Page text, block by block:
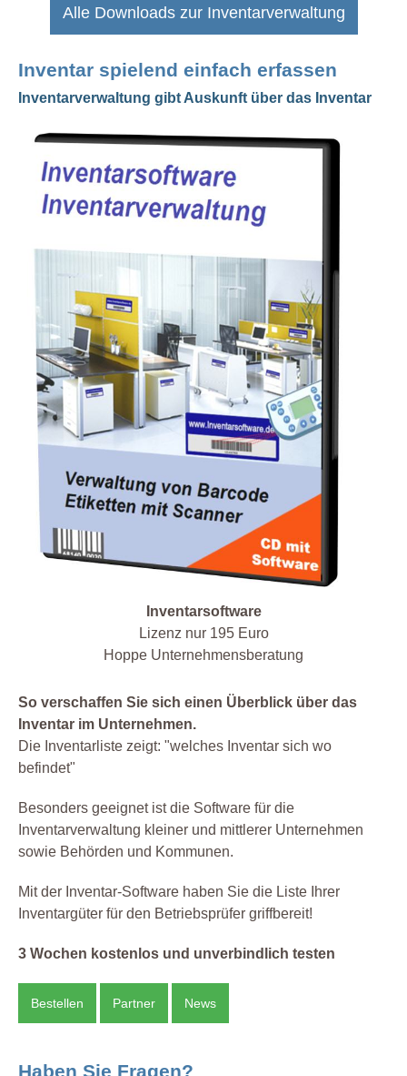
Alle Downloads zur Inventarverwaltung
Inventar spielend einfach erfassen
Inventarverwaltung gibt Auskunft über das Inventar
Inventarsoftware
Lizenz nur 195 Euro
Hoppe Unternehmensberatung
So verschaffen Sie sich einen Überblick über das
Inventar im Unternehmen.
Die Inventarliste zeigt: "welches Inventar sich wo
befindet"
Besonders geeignet ist die Software für die
Inventarverwaltung kleiner und mittlerer Unternehmen
sowie Behörden und Kommunen.
Mit der Inventar-Software haben Sie die Liste Ihrer
Inventargüter für den Betriebsprüfer griffbereit!
3 Wochen kostenlos und unverbindlich testen
Bestellen Partner News
Haben Sie Fragen?